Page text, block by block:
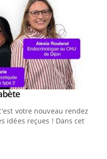
Youtube
votre nouveau rendez-
idées reçues ! Dans cet